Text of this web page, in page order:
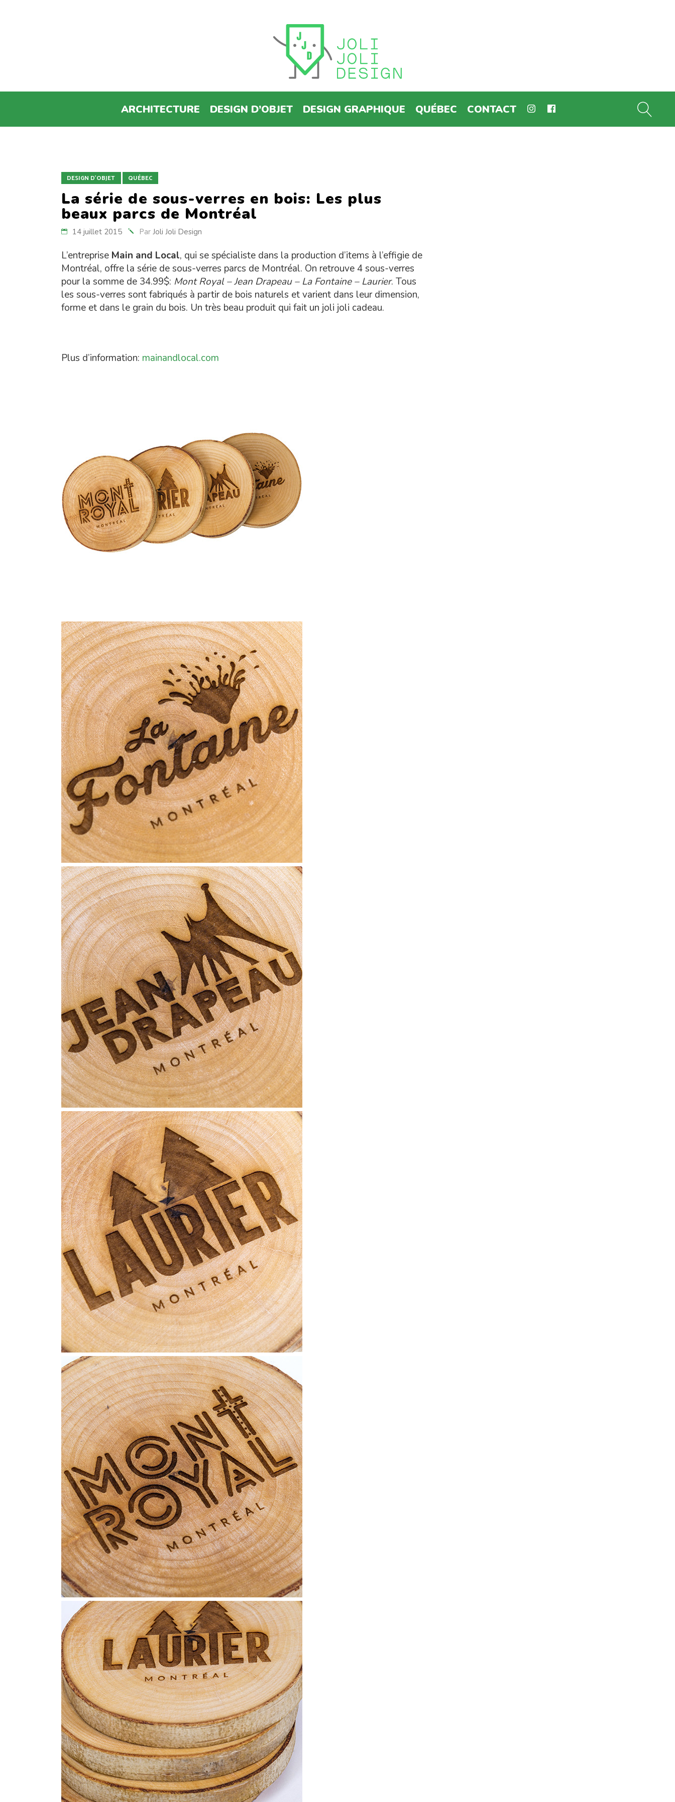
ARCHITECTURE DESIGN D’OBJET DESIGN GRAPHIQUE QUÉBEC CONTACT
DESIGN D'OBJET QUÉBEC
La série de sous-verres en bois: Les plus
beaux parcs de Montréal
14 juillet 2015 Par Joli Joli Design
L’entreprise Main and Local, qui se spécialiste dans la production d’items à l’effigie de
Montréal, offre la série de sous-verres parcs de Montréal. On retrouve 4 sous-verres
pour la somme de 34.99$: Mont Royal – Jean Drapeau – La Fontaine – Laurier. Tous
les sous-verres sont fabriqués à partir de bois naturels et varient dans leur dimension,
forme et dans le grain du bois. Un très beau produit qui fait un joli joli cadeau.
Plus d’information: mainandlocal.com